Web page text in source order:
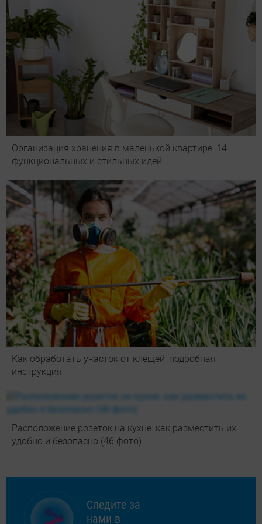
Организация хранения в маленькой квартире: 14
функциональных и стильных идей
Как обработать участок от клещей: подробная
инструкция
Расположение розеток на кухне: как разместить их
удобно и безопасно (46 фото)
Следите за
нами в